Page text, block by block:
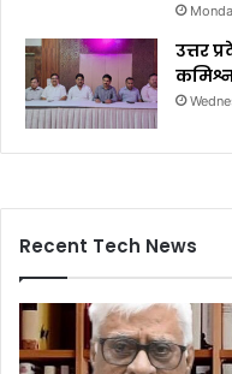
उत्तर
Recent Tech News